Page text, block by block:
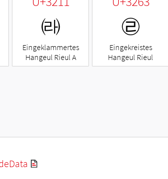
㈑
Eingeklammertes
Hangeul Rieul A
㉣
Eingekreistes
Hangeul Rieul